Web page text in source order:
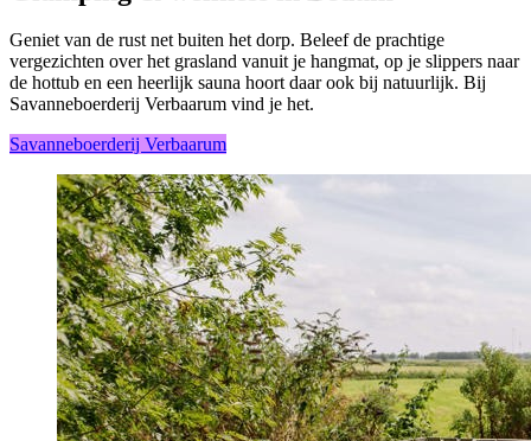
Geniet van de rust net buiten het dorp. Beleef de prachtige
vergezichten over het grasland vanuit je hangmat, op je slippers naar
de hottub en een heerlijk sauna hoort daar ook bij natuurlijk. Bij
Savanneboerderij Verbaarum vind je het.
Savanneboerderij Verbaarum